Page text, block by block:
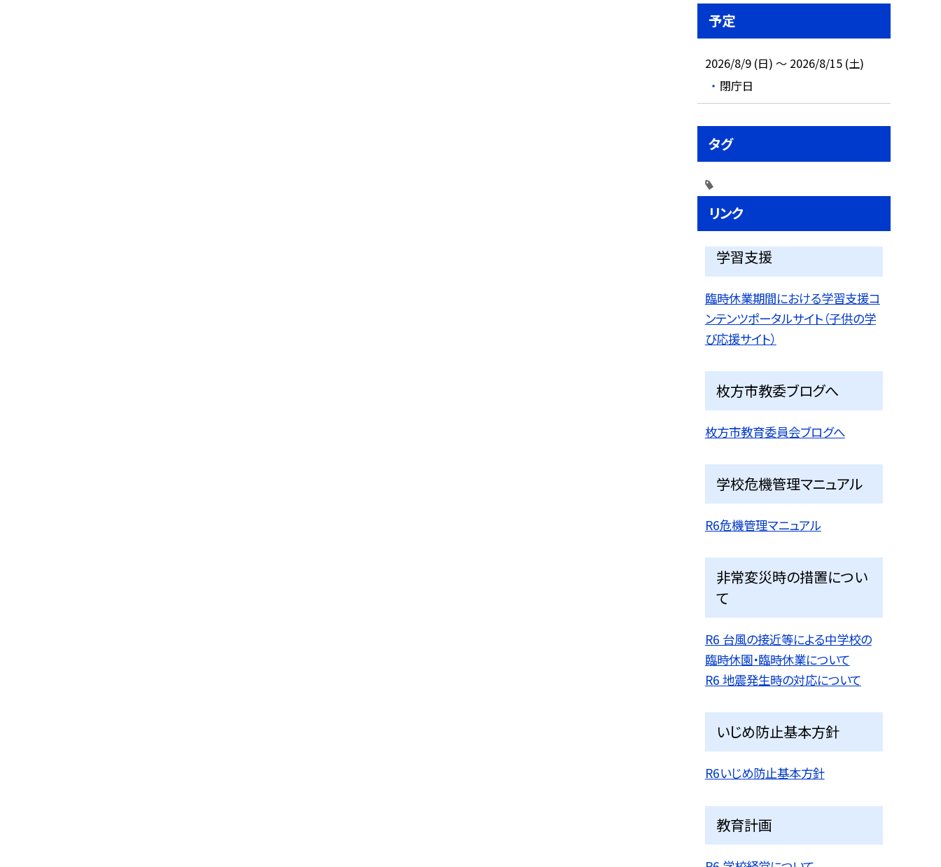
予定
2026/8/9 (日) ～ 2026/8/15 (土)
閉庁日
タグ
リンク
学習支援
臨時休業期間における学習支援コ
ンテンツポータルサイト（子供の学
び応援サイト）
枚方市教委ブログへ
枚方市教育委員会ブログへ
学校危機管理マニュアル
R6危機管理マニュアル
非常変災時の措置につい
て
R6 台風の接近等による中学校の
臨時休園・臨時休業について
R6 地震発生時の対応について
いじめ防止基本方針
R6いじめ防止基本方針
教育計画